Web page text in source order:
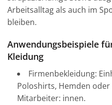
Arbeitsalltag als auch im
bleiben.
Anwendungsbeispiele
Kleidung
Firmenbekleidung:
Poloshirts, Hemden
Mitarbeiter: innen.